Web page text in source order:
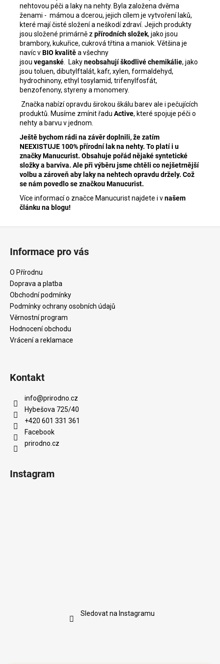
nehtovou péči a laky na nehty. Byla založena dvěma
ženami - mámou a dcerou, jejich cílem je vytvoření laků,
které mají čisté složení a neškodí zdraví. Jejich produkty
jsou složené primárně z přírodních složek, jako jsou
brambory, kukuřice, cukrová třtina a maniok. Většina je
navíc vBIO kvalitěa všechny
jsou veganské. Lakyneobsahují škodlivé chemikálie, jako
jsou toluen, dibutylftalát, kafr, xylen, formaldehyd,
hydrochinony, ethyl tosylamid, trifenylfosfát,
benzofenony, styreny a monomery.
Značka nabízí opravdu širokou škálu barev ale i pečujících
produktů. Musíme zmínit řadu Active, které spojuje péči o
nehty a barvu v jednom.
Ještě bychom rádi na závěr doplnili, že zatím
NEEXISTUJE 100% přírodní lak na nehty. To platí i u
značky Manucurist. Obsahuje pořád nějaké syntetické
složky a barviva. Ale při výběru jsme chtěli co nejšetrnější
volbu a zároveň aby laky na nehtech opravdu držely. Což
se nám povedlo se značkou Manucurist.
Více informací o značce Manucurist najdete i vnašem
článku na blogu!
Informace pro vás
O Přírodnu
Doprava a platba
Obchodní podmínky
Podmínky ochrany osobních údajů
Věrnostní program
Hodnocení obchodu
Vrácení a reklamace
Kontakt
info@prirodno.cz
Hybešova 725/40
+420 601 331 361
Facebook
prirodno.cz
Instagram
Sledovat na Instagramu